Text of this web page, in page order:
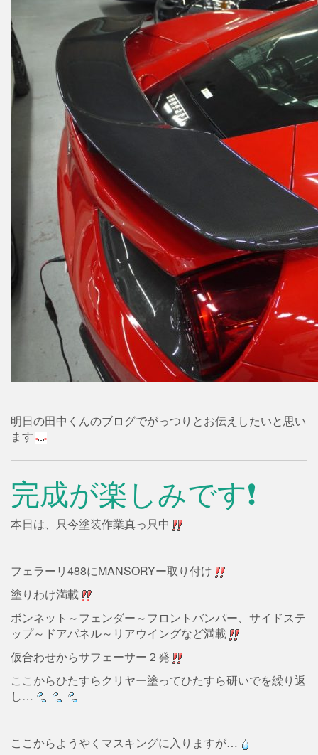
明日の田中くんのブログでがっつりとお伝えしたいと思い
ます
完成が楽しみです❗
本日は、只今塗装作業真っ只中
フェラーリ488にMANSORYー取り付け
塗りわけ満載
ボンネット～フェンダー～フロントバンパー、サイドステ
ップ～ドアパネル～リアウイングなど満載
仮合わせからサフェーサー２発
ここからひたすらクリヤー塗ってひたすら研いでを繰り返
し…
ここからようやくマスキングに入りますが…